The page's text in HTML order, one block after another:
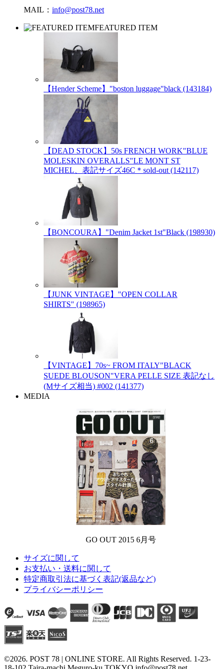
MAIL： info@post78.net
FEATURED ITEM
【Hender Scheme】"boston luggage"black (143184)
【DEAD STOCK】50s FRENCH WORK"BLUE
MOLESKIN OVERALLS"LE MONT ST
MICHEL、表記サイズ46C＊sold-out (142117)
【BONCOURA】"Denim Jacket 1st"Black (198930)
【JUNK VINTAGE】"OPEN COLLAR
SHIRTS" (198965)
【VINTAGE】70s~ FROM ITALY"BLACK
SUEDE BLOUSON"VERA PELLE SIZE 表記なし
(Mサイズ相当) #002 (141377)
MEDIA
GO OUT 2015 6月号
サイズに関して
お支払い・送料に関して
特定商取引法に基づく表記(返品など)
プライバシーポリシー
©2026. POST 78 | ONLINE STORE. All Rights Reserved. 1-23-